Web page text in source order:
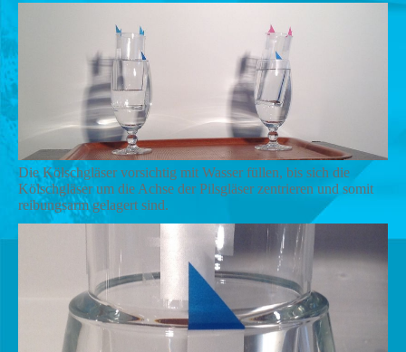
Die Kölschgläser vorsichtig mit Wasser füllen, bis sich die
Kölschgläser um die Achse der Pilsgläser zentrieren und somit
reibungsarm gelagert sind.